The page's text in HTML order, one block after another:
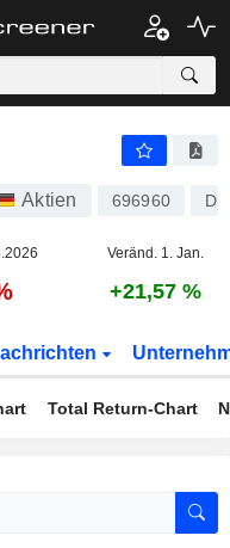
Aktien 696960
Veränd. 1. Jan.
+21,57 %
Total Return-Chart